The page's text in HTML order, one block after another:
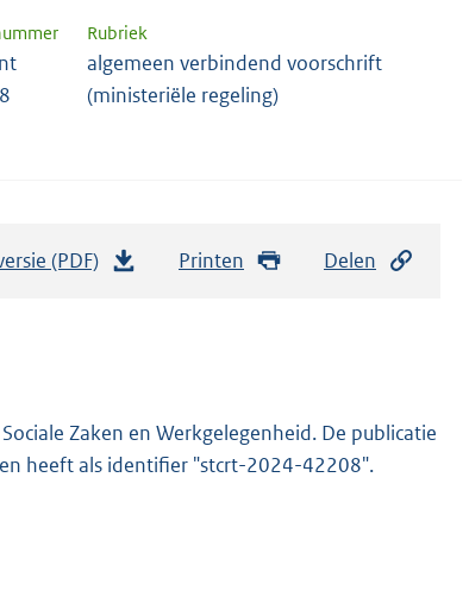
Rubriek
algemeen verbindend voorschrift
(ministeriële regeling)
(PDF)
d
Printen Delen
Zaken en Werkgelegenheid. De publicatie
heeft als identifier "stcrt-2024-42208".